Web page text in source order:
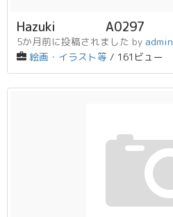
Hazuki A0297
5か月前に投稿されました by admin
絵画・イラスト等 / 161ビュー